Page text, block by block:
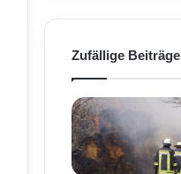
Zufällige Beiträge